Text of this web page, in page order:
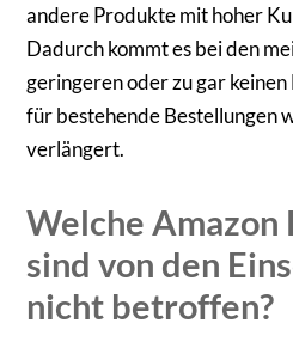
andere Produkte mit hoher
Dadurch kommt es bei den
geringeren oder zu gar
für bestehende Bestellungen
verlängert.
Welche Amazon
sind von den
nicht betroffen?